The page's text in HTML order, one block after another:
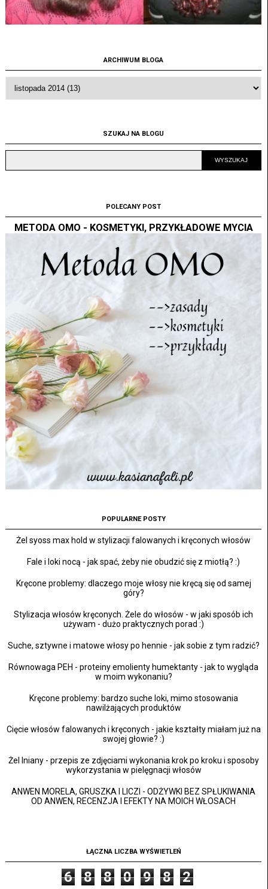
ARCHIWUM BLOGA
SZUKAJ NA BLOGU
POLECANY POST
METODA OMO - KOSMETYKI, PRZYKŁADOWE MYCIA
POPULARNE POSTY
Żel syoss max hold w stylizacji falowanych i kręconych włosów
Fale i loki nocą - jak spać, żeby nie obudzić się z miotłą? :)
Kręcone problemy: dlaczego moje włosy nie kręcą się od samej
góry?
Stylizacja włosów kręconych. Żele do włosów - w jaki sposób ich
używam - dużo praktycznych porad :)
Suche, sztywne i matowe włosy po hennie - jak sobie z tym radzić?
Równowaga PEH - proteiny emolienty humektanty - jak to wygląda
w moim wykonaniu?
Kręcone problemy: bardzo suche loki, mimo stosowania
nawilżających produktów
Cięcie włosów falowanych i kręconych - jakie kształty miałam już na
swojej głowie? :)
Żel lniany - przepis ze zdjęciami wykonania krok po kroku i sposoby
wykorzystania w pielęgnacji włosów
ANWEN MORELA, GRUSZKA I LICZI - ODŻYWKI BEZ SPŁUKIWANIA
OD ANWEN, RECENZJA I EFEKTY NA MOICH WŁOSACH
ŁĄCZNA LICZBA WYŚWIETLEŃ
6 8 8 0 9 8 2